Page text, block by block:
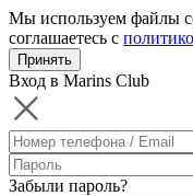
Мы используем файлы
соглашаетесь с
Принять
Вход в Marins Club
Забыли пароль?